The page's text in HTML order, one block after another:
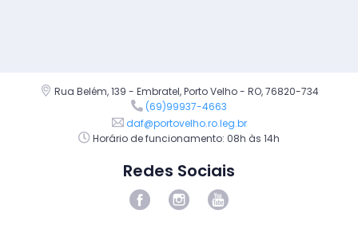
Rua Belém, 139 - Embratel, Porto Velho - RO, 76820-734
(69)99937-4663
daf@portovelho.ro.leg.br
Horário de funcionamento: 08h às 14h
Redes Sociais